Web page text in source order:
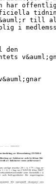
har
&auml;r till
i
den